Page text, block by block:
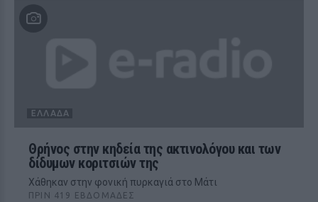
ΕΛΛΆΔΑ
Θρήνος στην κηδεία της ακτινολόγου και των
δίδυμων κοριτσιών της
Χάθηκαν στην φονική πυρκαγιά στο Μάτι
ΠΡΙΝ 419 ΕΒΔΟΜΆΔΕΣ